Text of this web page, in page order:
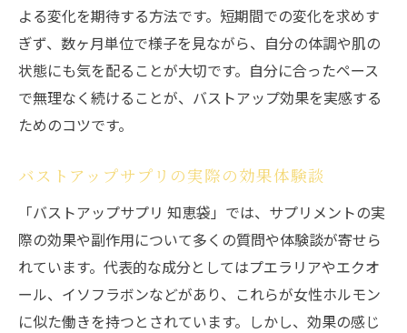
よる変化を期待する方法です。短期間での変化を求めす
ぎず、数ヶ月単位で様子を見ながら、自分の体調や肌の
状態にも気を配ることが大切です。自分に合ったペース
で無理なく続けることが、バストアップ効果を実感する
ためのコツです。
バストアップサプリの実際の効果体験談
「バストアップサプリ 知恵袋」では、サプリメントの実
際の効果や副作用について多くの質問や体験談が寄せら
れています。代表的な成分としてはプエラリアやエクオ
ール、イソフラボンなどがあり、これらが女性ホルモン
に似た働きを持つとされています。しかし、効果の感じ